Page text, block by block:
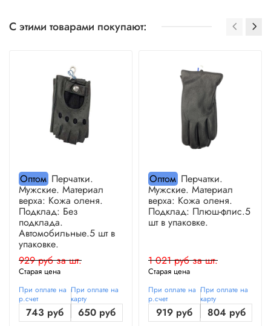
С этими товарами покупают:
ОптомПерчатки.
Мужские. Материал
верха: Кожа оленя.
Подклад: Без
подклада.
Автомобильные.5 шт в
упаковке.
929 руб за шт.
Старая цена
При оплате на
р.счет
743 руб
При оплате на
карту
650 руб
ОптомПерчатки.
Мужские. Материал
верха: Кожа оленя.
Подклад: Плюш-флис.5
шт в упаковке.
1 021 руб за шт.
Старая цена
При оплате на
р.счет
919 руб
При оплате на
карту
804 руб